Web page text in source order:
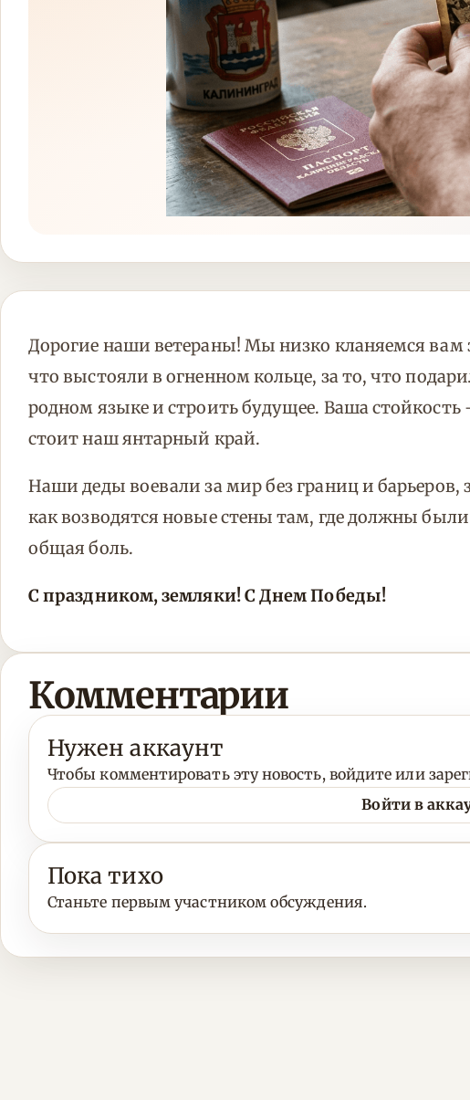
Дорогие наши ветераны! Мы низко кланяемся вам
что выстояли в огненном кольце, за то, что
родном языке и строить будущее. Ваша
стоит наш янтарный край.
Наши деды воевали за мир без границ и барьеров,
как возводятся новые стены там, где должны
общая боль.
С праздником, земляки! С Днем Победы!
Комментарии
Нужен аккаунт
Чтобы комментировать эту новость, войдите или
Войти в
Пока тихо
Станьте первым участником обсуждения.